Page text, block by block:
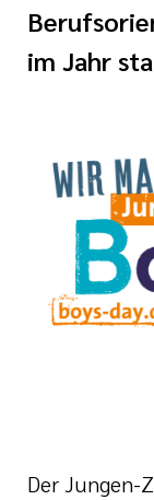
I
Pflege
in der
der cts
im Jahr
Der Jungen-